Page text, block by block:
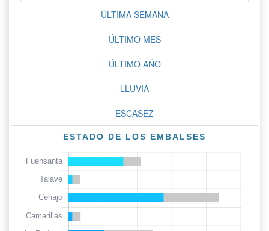
ÚLTIMA SEMANA
ÚLTIMO MES
ÚLTIMO AÑO
LLUVIA
ESCASEZ
ESTADO DE LOS EMBALSES